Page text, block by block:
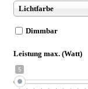
Lichtfarbe
Dimmbar
Leistung max. (Watt)
5